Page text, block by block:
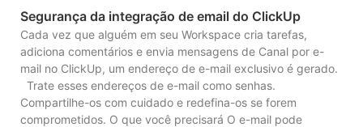
Segurança da integração de email do ClickUp
Cada vez que alguém em seu Workspace cria tarefas,
adiciona comentários e envia mensagens de Canal por e-
mail no ClickUp, um endereço de e-mail exclusivo é gerado.
Trate esses endereços de e-mail como senhas.
Compartilhe-os com cuidado e redefina-os se forem
comprometidos. O que você precisará O e-mail pode